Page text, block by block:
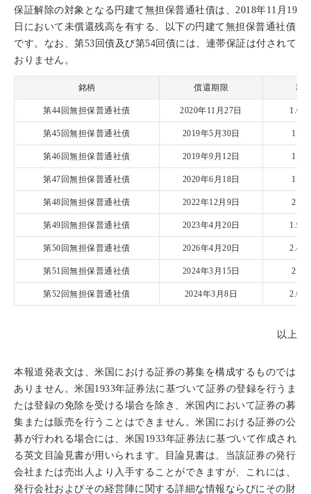
保証解除の対象となる円建て無担保普通社債は、2018年11月19
日において未償還残高を有する、以下の円建て無担保普通社債
です。なお、第53回債及び第54回債には、連帯保証は付されて
おりません。
銘柄 償還期限 利
第44回無担保普通社債 2020年11月27日
第45回無担保普通社債 2019年5月30日 1.45
第46回無担保普通社債 2019年9月12日 1.26
第47回無担保普通社債 2020年6月18日 1.36
第48回無担保普通社債 2022年12月9日 2.13
第49回無担保普通社債 2023年4月20日
第50回無担保普通社債 2026年4月20日
第51回無担保普通社債 2024年3月15日 2.03
第52回無担保普通社債 2024年3月8日
以上
本報道発表文は、米国における証券の募集を構成するものでは
ありません。米国1933年証券法に基づいて証券の登録を行うま
たは登録の免除を受ける場合を除き、米国内において証券の募
集または販売を行うことはできません。米国における証券の公
募が行われる場合には、米国1933年証券法に基づいて作成され
る英文目論見書が用いられます。目論見書は、当該証券の発行
会社または売出人より入手することができますが、これには、
発行会社およびその経営陣に関する詳細な情報ならびにその財